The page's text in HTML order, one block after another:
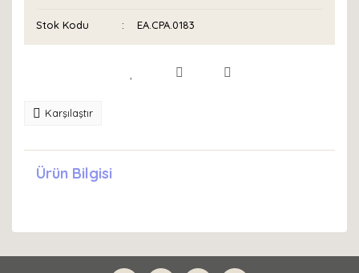
Stok Kodu EA.CPA.0183
Karşılaştır
Ürün Bilgisi